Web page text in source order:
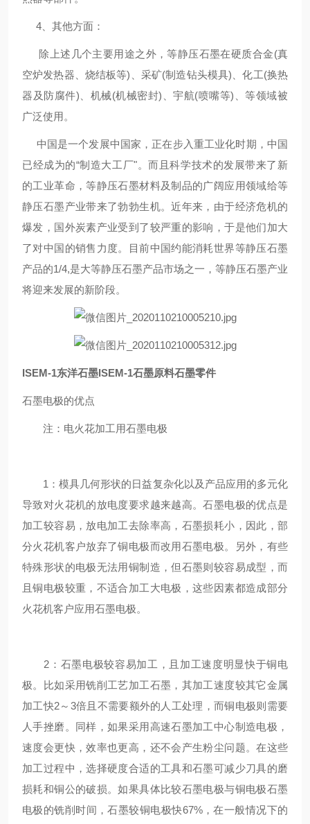
4、其他方面：
除上述几个主要用途之外，等静压石墨在硬质合金(真
空炉发热器、烧结板等)、采矿(制造钻头模具)、化工(换热
器及防腐件)、机械(机械密封)、宇航(喷嘴等)、等领域被
广泛使用。
中国是一个发展中国家，正在步入重工业化时期，中国
已经成为的“制造大工厂"。而且科学技术的发展带来了新
的工业革命，等静压石墨材料及制品的广阔应用领域给等
静压石墨产业带来了勃勃生机。近年来，由于经济危机的
爆发，国外炭素产业受到了较严重的影响，于是他们加大
了对中国的销售力度。目前中国约能消耗世界等静压石墨
产品的1/4,是大等静压石墨产品市场之一，等静压石墨产业
将迎来发展的新阶段。
ISEM-1东洋石墨ISEM-1石墨原料石墨零件
石墨电极的优点
注：电火花加工用石墨电极
1：模具几何形状的日益复杂化以及产品应用的多元化
导致对火花机的放电度要求越来越高。石墨电极的优点是
加工较容易，放电加工去除率高，石墨损耗小，因此，部
分火花机客户放弃了铜电极而改用石墨电极。另外，有些
特殊形状的电极无法用铜制造，但石墨则较容易成型，而
且铜电极较重，不适合加工大电极，这些因素都造成部分
火花机客户应用石墨电极。
2：石墨电极较容易加工，且加工速度明显快于铜电
极。比如采用铣削工艺加工石墨，其加工速度较其它金属
加工快2～3倍且不需要额外的人工处理，而铜电极则需要
人手挫磨。同样，如果采用高速石墨加工中心制造电极，
速度会更快，效率也更高，还不会产生粉尘问题。在这些
加工过程中，选择硬度合适的工具和石墨可减少刀具的磨
损耗和铜公的破损。如果具体比较石墨电极与铜电极石墨
电极的铣削时间，石墨较铜电极快67%，在一般情况下的